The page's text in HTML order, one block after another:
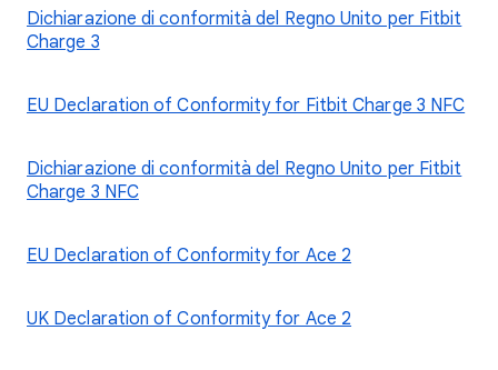
Dichiarazione di conformità del Regno Unito per Fitbit
Charge 3
EU Declaration of Conformity for Fitbit Charge 3 NFC
Dichiarazione di conformità del Regno Unito per Fitbit
Charge 3 NFC
EU Declaration of Conformity for Ace 2
UK Declaration of Conformity for Ace 2